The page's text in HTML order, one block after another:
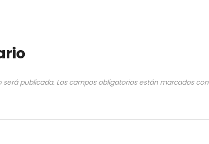
será publicada. Los campos obligatorios están marcados con